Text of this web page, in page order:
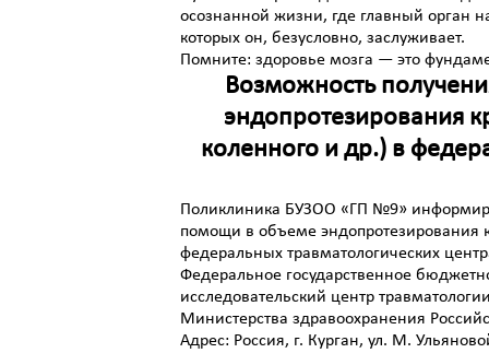
осознанной жизни, где главный орган
которых он, безусловно, заслуживает.
Помните: здоровье мозга — это
Возможность
эндопротезирования
коленного и др.) в
Поликлиника БУЗОО «ГП №9»
помощи в объеме эндопротезирования
федеральных травматологических
Федеральное государственное
исследовательский центр
Министерства здравоохранения
Адрес: Россия, г. Курган, ул. М.